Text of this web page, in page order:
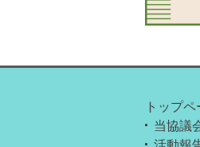
トップ
当協議